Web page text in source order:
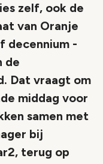
zelf, ook de
van Oranje
decennium -
de
Dat vraagt om
middag voor
samen met
bij
terug op